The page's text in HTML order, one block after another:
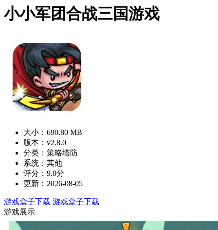
小小军团合战三国游戏
大小：690.80 MB
版本：v2.8.0
分类：策略塔防
系统：其他
评分：9.0分
更新：2026-08-05
游戏盒子下载 游戏盒子下载
游戏展示